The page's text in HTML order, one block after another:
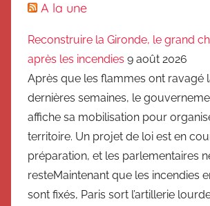
A la une
Reconstruire la Gironde, le grand
après les incendies 9 août 2026
Après que les flammes ont ravagé
dernières semaines, le
affiche sa mobilisation pour
territoire. Un projet de loi est en
préparation, et les parlementaires
resteMaintenant que les incendies
sont fixés, Paris sort l’artillerie